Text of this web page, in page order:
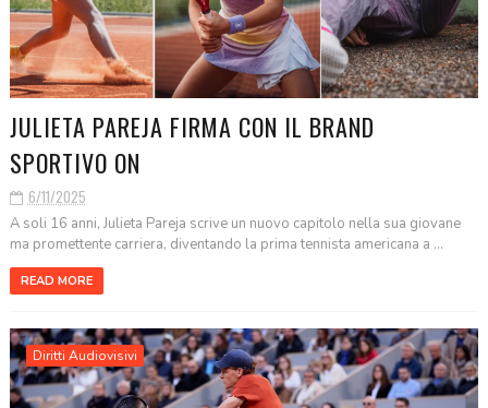
JULIETA PAREJA FIRMA CON IL BRAND
SPORTIVO ON
6/11/2025
A soli 16 anni, Julieta Pareja scrive un nuovo capitolo nella sua giovane
ma promettente carriera, diventando la prima tennista americana a ...
READ MORE
Diritti Audiovisivi